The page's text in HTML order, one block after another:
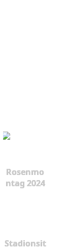
Rosenmo
ntag 2024
Stadionsit